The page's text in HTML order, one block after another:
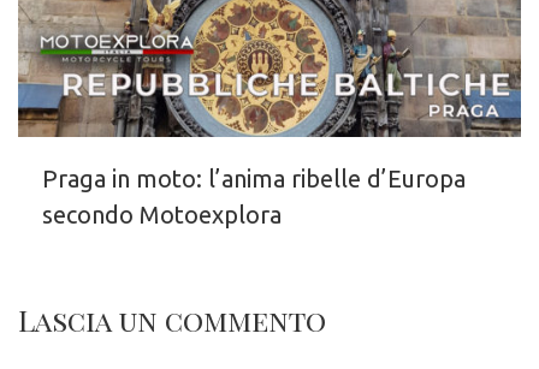
Praga in moto: l’anima ribelle d’Europa
secondo Motoexplora
Lascia un commento